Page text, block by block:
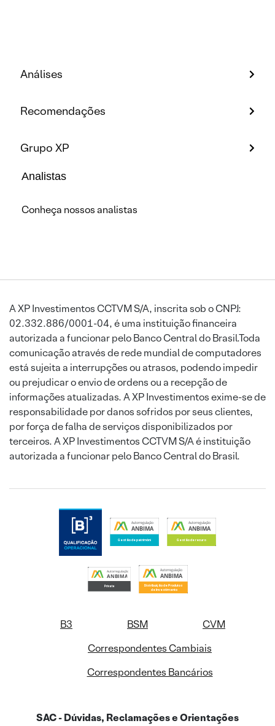
Análises
Recomendações
Grupo XP
Analistas
Conheça nossos analistas
A XP Investimentos CCTVM S/A, inscrita sob o CNPJ:
02.332.886/0001-04, é uma instituição financeira
autorizada a funcionar pelo Banco Central do Brasil.Toda
comunicação através de rede mundial de computadores
está sujeita a interrupções ou atrasos, podendo impedir
ou prejudicar o envio de ordens ou a recepção de
informações atualizadas. A XP Investimentos exime-se de
responsabilidade por danos sofridos por seus clientes,
por força de falha de serviços disponibilizados por
terceiros. A XP Investimentos CCTVM S/A é instituição
autorizada a funcionar pelo Banco Central do Brasil.
B3 BSM
CVM
Correspondentes Cambiais
Correspondentes Bancários
SAC - Dúvidas, Reclamações e Orientações